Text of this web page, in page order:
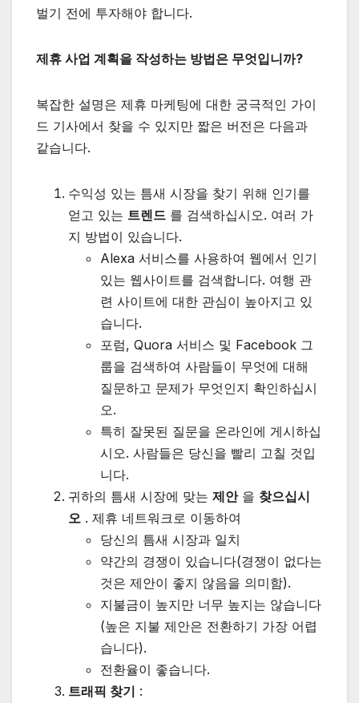
벌기 전에 투자해야 합니다.
제휴 사업 계획을 작성하는 방법은 무엇입니까?
복잡한 설명은 제휴 마케팅에 대한 궁극적인 가이
드 기사에서 찾을 수 있지만 짧은 버전은 다음과
같습니다.
수익성 있는 틈새 시장을 찾기 위해 인기를
얻고 있는 트렌드 를 검색하십시오. 여러 가
지 방법이 있습니다.
Alexa 서비스를 사용하여 웹에서 인기
있는 웹사이트를 검색합니다. 여행 관
련 사이트에 대한 관심이 높아지고 있
습니다.
포럼, Quora 서비스 및 Facebook 그
룹을 검색하여 사람들이 무엇에 대해
질문하고 문제가 무엇인지 확인하십시
오.
특히 잘못된 질문을 온라인에 게시하십
시오. 사람들은 당신을 빨리 고칠 것입
니다.
귀하의 틈새 시장에 맞는 제안을 찾으십시
오 . 제휴 네트워크로 이동하여
당신의 틈새 시장과 일치
약간의 경쟁이 있습니다(경쟁이 없다는
것은 제안이 좋지 않음을 의미함).
지불금이 높지만 너무 높지는 않습니다
(높은 지불 제안은 전환하기 가장 어렵
습니다).
전환율이 좋습니다.
트래픽 찾기 :